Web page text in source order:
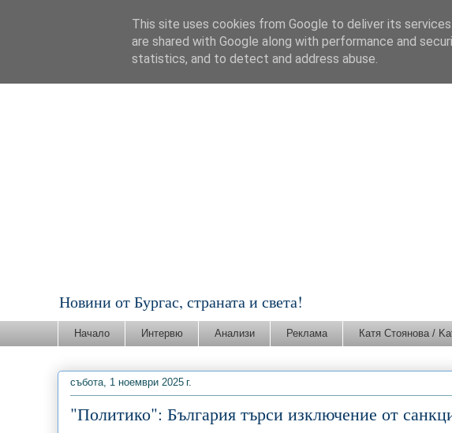
Новини от Бургас, страната и света!
Начало Интервю Анализи Реклама Катя Стоянова /
събота, 1 ноември 2025 г.
"Политико": България търси изключение от
This site uses cookies from Google to deliver its
are shared with Google along with performance and
statistics, and to detect and address abuse.